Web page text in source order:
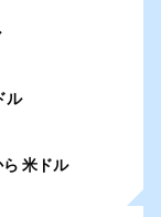
ル
米ドル